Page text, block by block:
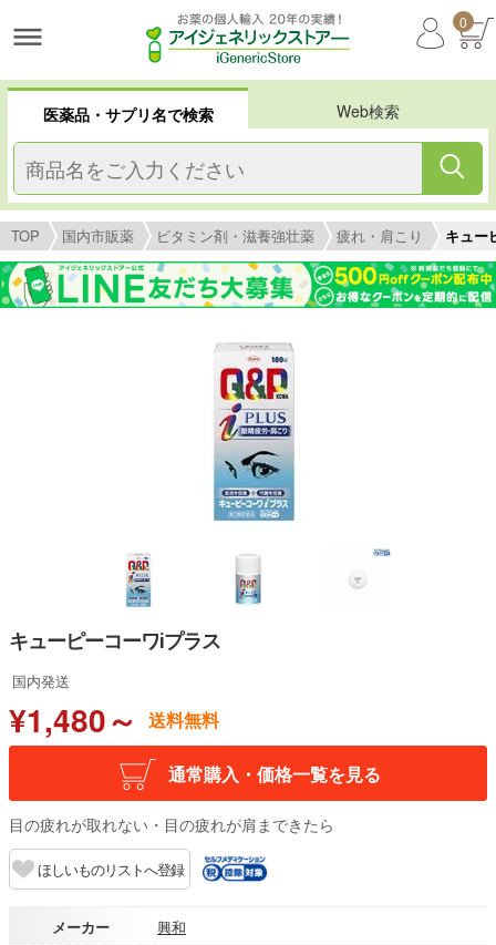
0
医薬品・サプリ名で検索 Web検索
TOP 国内市販薬 ビタミン剤・滋養強壮薬 疲れ・肩こり キュー
キューピーコーワⅰプラス
国内発送
¥1,480～ 送料無料
通常購入・価格一覧を見る
目の疲れが取れない・目の疲れが肩まできたら
ほしいものリストへ登録
メーカー
興和